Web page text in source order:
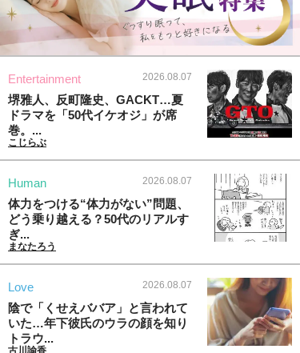
Entertainment 2026.08.07
堺雅人、反町隆史、GACKT…夏
ドラマを「50代イケオジ」が席
巻。...
こじらぶ
Human 2026.08.07
体力をつける“体力がない”問題、
どう乗り越える？50代のリアルす
ぎ...
まなたろう
Love 2026.08.07
陰で「くせえババア」と言われて
いた…年下彼氏のウラの顔を知り
トラウ...
古川諭香